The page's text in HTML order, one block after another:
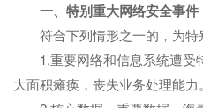
一、 特别重大网络安全事件
符合下列情形之一的，为特
1.重要网络和信息系统遭
大面积瘫痪，丧失业务处理能力。